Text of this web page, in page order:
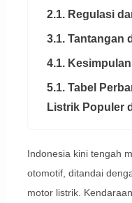
2.1. Regulasi
3.1. Tantangan
4.1. Kesimpulan
5.1. Tabel
Listrik Populer
Indonesia kini tengah
otomotif, ditandai
motor listrik.